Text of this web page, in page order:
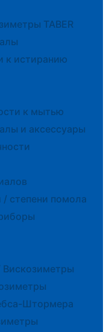
TABER
к истиранию
к мытью
и аксессуары
степени помола
Вискозиметры
Штормера